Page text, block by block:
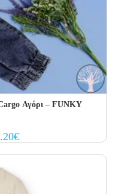
Αγόρι – FUNKY
€Current
price